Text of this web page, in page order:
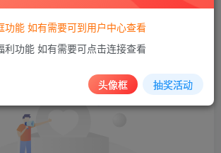
粉丝 0 关注 0
功能 如有需要可到用户中心查看
利功能 如有需要可点击连接查看
头像框 抽奖活动